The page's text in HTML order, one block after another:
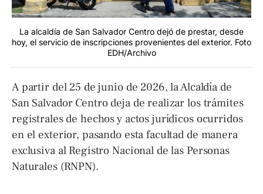
La alcaldía de San Salvador Centro dejó de prestar, desde
hoy, el servicio de inscripciones provenientes del exterior. Foto
EDH/Archivo
A partir del 25 de junio de 2026, la Alcaldía de
San Salvador Centro deja de realizar los trámites
registrales de hechos y actos jurídicos ocurridos
en el exterior, pasando esta facultad de manera
exclusiva al Registro Nacional de las Personas
Naturales (RNPN).